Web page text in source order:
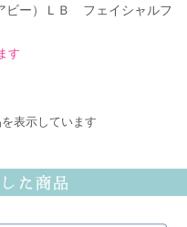
ビー）ＬＢ フェイシャルフ
す
表示しています